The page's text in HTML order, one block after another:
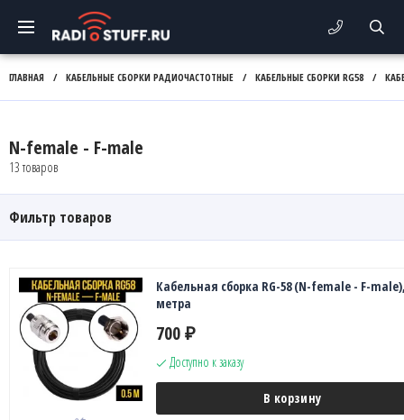
ГЛАВНАЯ / КАБЕЛЬНЫЕ СБОРКИ РАДИОЧАСТОТНЫЕ / КАБЕЛЬНЫЕ СБОРКИ RG58 /
N-female - F-male
13 товаров
Фильтр товаров
Кабельная сборка RG-58 (N-female - F-
метра
700 ₽
Доступно к заказу
В корзину